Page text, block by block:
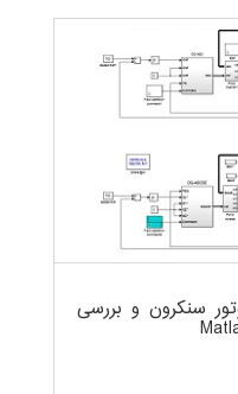
سنکرون و بررسی